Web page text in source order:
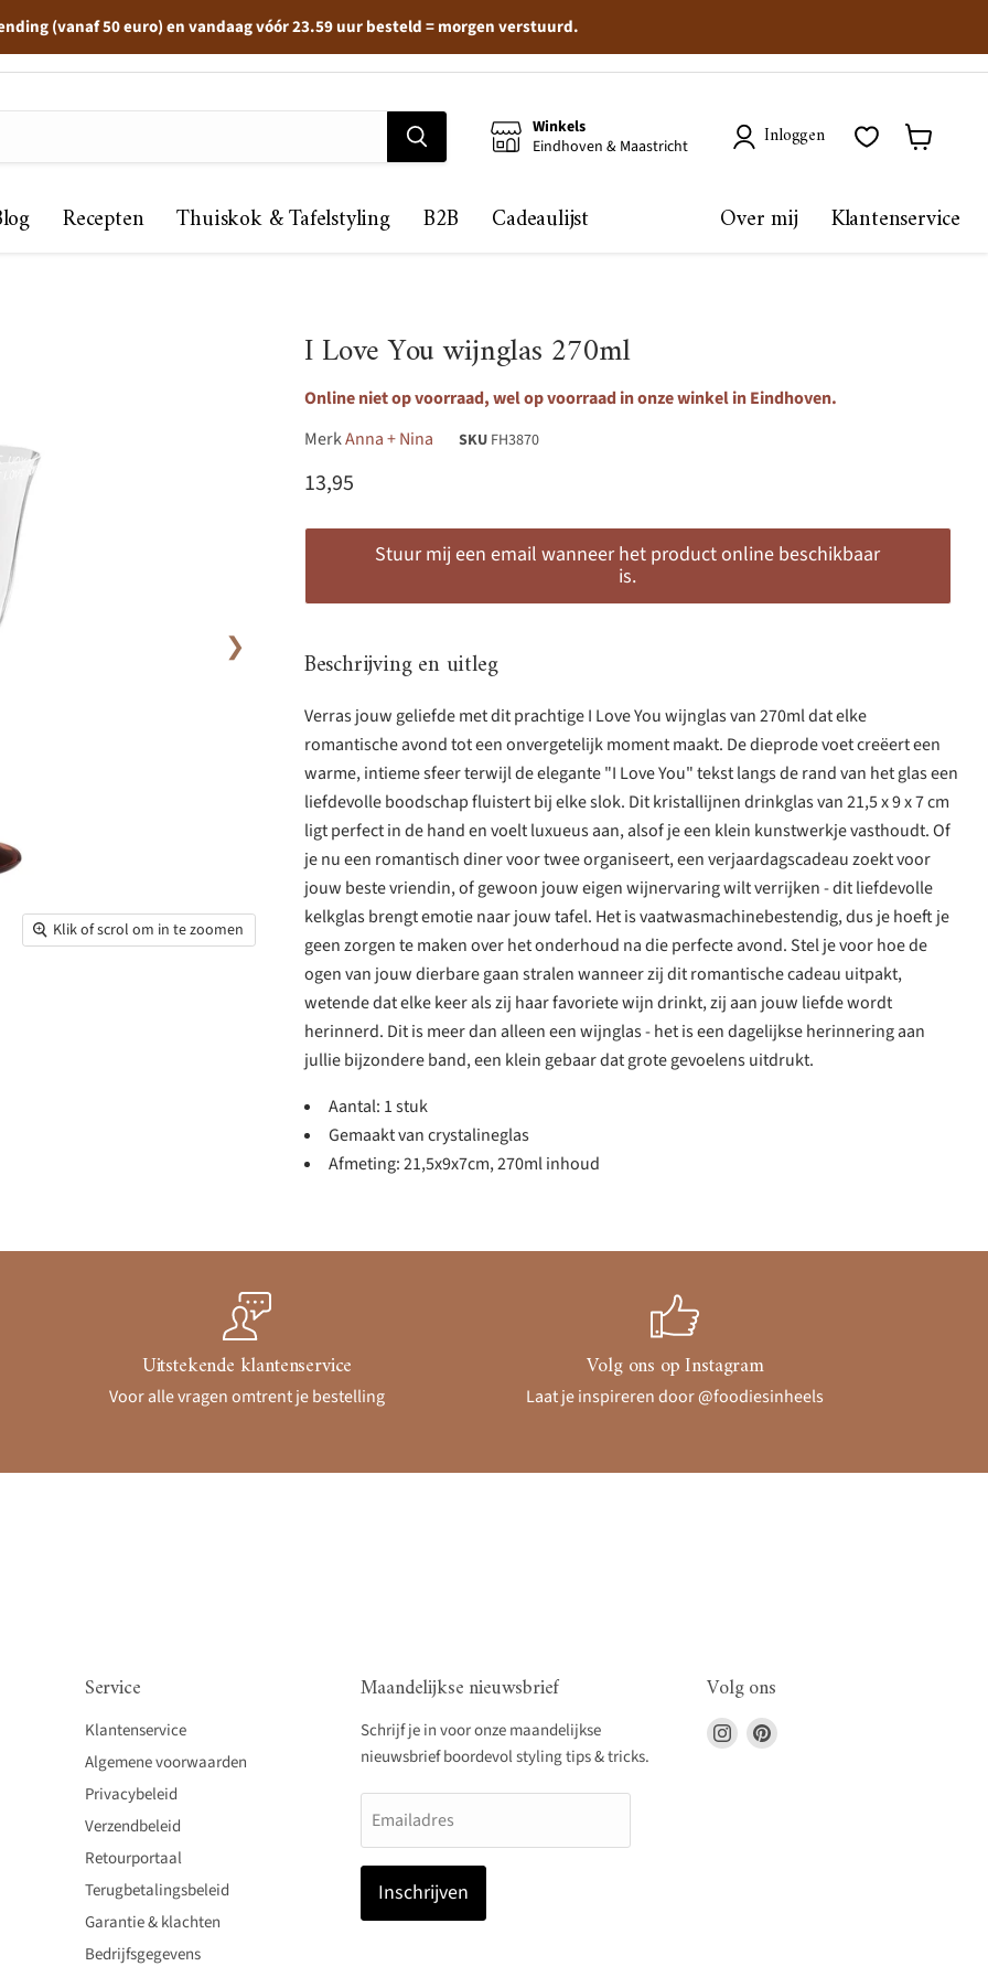
(vanaf 50 euro) en vandaag vóór 23.59 uur besteld = morgen verstuurd.
Winkels
Eindhoven & Maastricht
Inloggen
Recepten Thuiskok & Tafelstyling B2B Cadeaulijst Over mij Klantenservice
Klik of scrol om in te zoomen
❯
I Love You wijnglas 270ml
Online niet op voorraad, wel op voorraad in onze winkel in Eindhoven.
MerkAnna + Nina SKU FH3870
Huidige prijs
13,95
Stuur mij een email wanneer het product online beschikbaar
is.
Beschrijving en uitleg
Verras jouw geliefde met dit prachtige I Love You wijnglas van 270ml dat elke
romantische avond tot een onvergetelijk moment maakt. De dieprode voet creëert een
warme, intieme sfeer terwijl de elegante "I Love You" tekst langs de rand van het glas een
liefdevolle boodschap fluistert bij elke slok. Dit kristallijnen drinkglas van 21,5 x 9 x 7 cm
ligt perfect in de hand en voelt luxueus aan, alsof je een klein kunstwerkje vasthoudt. Of
je nu een romantisch diner voor twee organiseert, een verjaardagscadeau zoekt voor
jouw beste vriendin, of gewoon jouw eigen wijnervaring wilt verrijken - dit liefdevolle
kelkglas brengt emotie naar jouw tafel. Het is vaatwasmachinebestendig, dus je hoeft je
geen zorgen te maken over het onderhoud na die perfecte avond. Stel je voor hoe de
ogen van jouw dierbare gaan stralen wanneer zij dit romantische cadeau uitpakt,
wetende dat elke keer als zij haar favoriete wijn drinkt, zij aan jouw liefde wordt
herinnerd. Dit is meer dan alleen een wijnglas - het is een dagelijkse herinnering aan
jullie bijzondere band, een klein gebaar dat grote gevoelens uitdrukt.
Aantal: 1 stuk
Gemaakt van crystalineglas
Afmeting: 21,5x9x7cm, 270ml inhoud
Uitstekende klantenservice
Voor alle vragen omtrent je bestelling
Volg ons op Instagram
Laat je inspireren door @foodiesinheels
Service
Klantenservice
Algemene voorwaarden
Privacybeleid
Verzendbeleid
Retourportaal
Terugbetalingsbeleid
Garantie & klachten
Bedrijfsgegevens
Maandelijkse nieuwsbrief
Schrijf je in voor onze maandelijkse
nieuwsbrief boordevol styling tips & tricks.
Emailadres
Inschrijven
Volg ons
Vind
ons
Vind